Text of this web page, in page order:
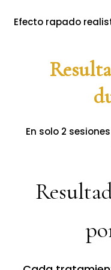
Efecto rapado
En solo 2